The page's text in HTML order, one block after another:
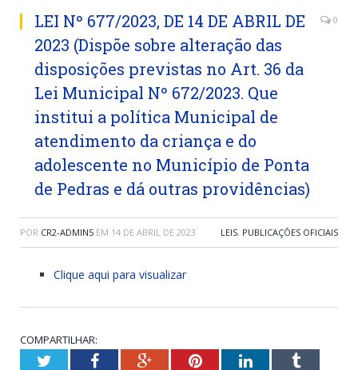
LEI Nº 677/2023, DE 14 DE ABRIL DE
2023 (Dispõe sobre alteração das
disposições previstas no Art. 36 da
Lei Municipal Nº 672/2023. Que
institui a política Municipal de
atendimento da criança e do
adolescente no Município de Ponta
de Pedras e dá outras providências)
0
POR CR2-ADMIN5 EM 14 DE ABRIL DE 2023 LEIS, PUBLICAÇÕES OFICIAIS
Clique aqui para visualizar
COMPARTILHAR:
TwitterFacebookGoogle+PinterestLinkedInTumblr